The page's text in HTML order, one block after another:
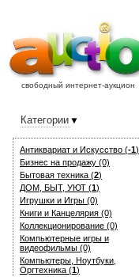
свободный интернет-аукцион
Антиквариат и Искуcство (-1)
Бизнес на продажу (0)
Бытовая техника (2)
ДОМ, БЫТ, УЮТ (1)
Игрушки и Игры (0)
Книги и Канцелярия (0)
Коллекционирование (0)
Компьютерные игры и
видеофильмы (0)
Компьютеры, Ноутбуки,
Оргтехника (1)
Категории